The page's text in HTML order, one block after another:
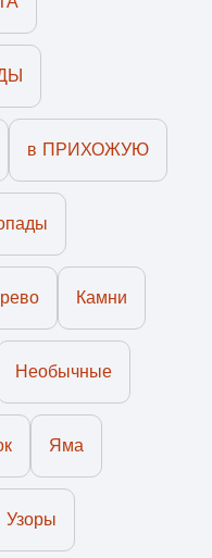
в ПРИХОЖУЮ
Камни
Необычные
Яма
Узоры